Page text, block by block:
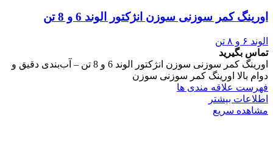
اورینگ کمر سوزنی سوزن انژکتور الوند 6 و 8 تن
الوند ۶ و ۸ تن
تماس بگیرید
اورینگ کمر سوزنی سوزن انژکتور الوند 6 و 8 تن – آب‌بندی دقیق و
دوام بالا اورینگ کمر سوزنی سوزن
فهرست علاقه مندی ها
اطلاعات بیشتر
مشاهده سریع